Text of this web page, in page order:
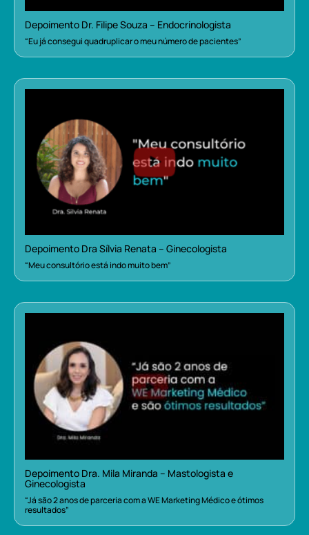
Depoimento Dr. Filipe Souza – Endocrinologista
“Eu já consegui quadruplicar o meu número de pacientes”
Depoimento Dra Sílvia Renata – Ginecologista
“Meu consultório está indo muito bem”
Depoimento Dra. Mila Miranda – Mastologista e
Ginecologista
“Já são 2 anos de parceria com a WE Marketing Médico e ótimos
resultados”